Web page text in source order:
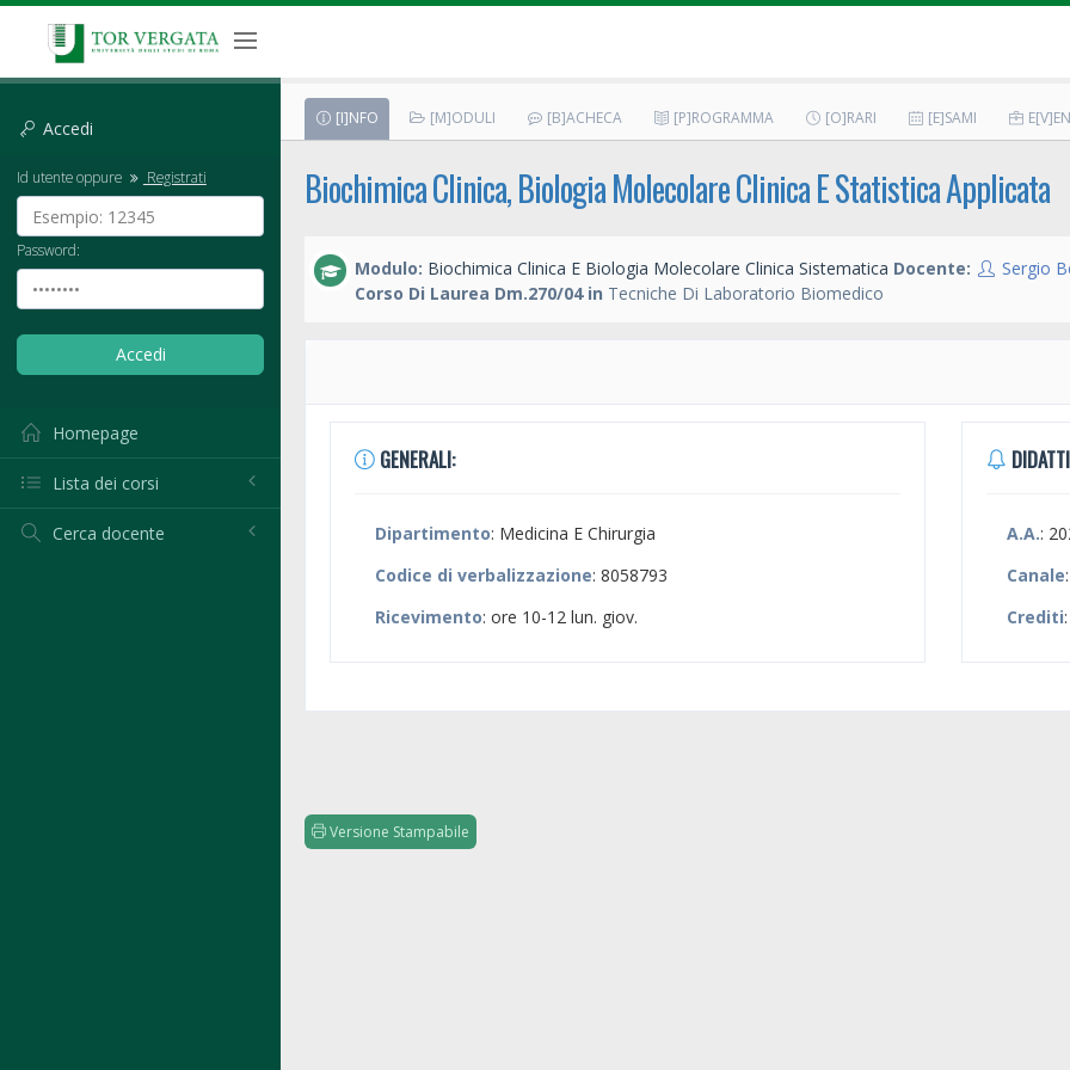
Accedi
Id utente oppure Registrati
Password:
Homepage
Lista dei corsi
Cerca docente
[I]NFO [M]ODULI [B]ACHECA [P]ROGRAMMA [O]RARI [E]SAMI
Biochimica Clinica, Biologia Molecolare Clinica E Statistica Applicata
Modulo: Biochimica Clinica E Biologia Molecolare Clinica Sistematica Docente: Sergio
Corso Di Laurea Dm.270/04 in Tecniche Di Laboratorio Biomedico
GENERALI:
Dipartimento: Medicina E Chirurgia
Codice di verbalizzazione: 8058793
Ricevimento: ore 10-12 lun. giov.
A.A.:
Canale
Crediti
Versione Stampabile